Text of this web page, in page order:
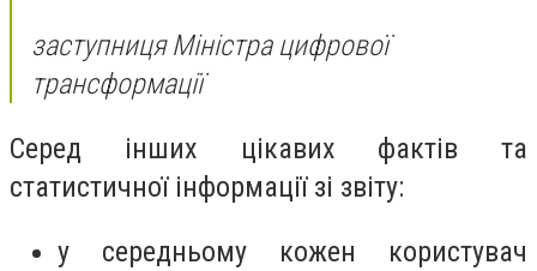
заступниця Міністра цифрової
трансформації
Серед інших цікавих фактів та
статистичної інформації зі звіту:
у середньому кожен користувач